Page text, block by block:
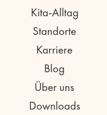
Kita-Alltag
Standorte
Karriere
Blog
Über uns
Downloads